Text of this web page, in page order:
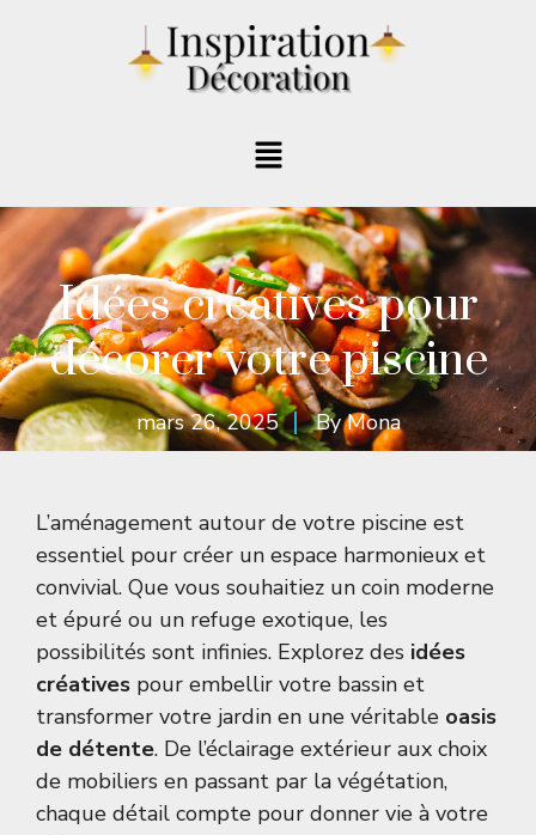
Idées créatives pour
décorer votre piscine
mars 26, 2025 ByMona
L’aménagement autour de votre piscine est
essentiel pour créer un espace harmonieux et
convivial. Que vous souhaitiez un coin moderne
et épuré ou un refuge exotique, les
possibilités sont infinies. Explorez des idées
créatives pour embellir votre bassin et
transformer votre jardin en une véritable oasis
de détente. De l’éclairage extérieur aux choix
de mobiliers en passant par la végétation,
chaque détail compte pour donner vie à votre